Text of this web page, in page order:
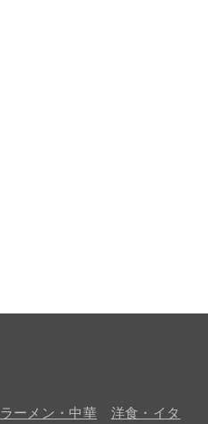
ラーメン・中華
洋食・イタ